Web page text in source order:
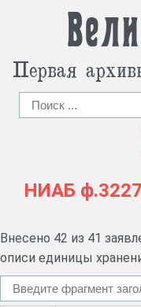
Первая
НИАБ ф.3227
Внесено 42 из 41
описи единицы